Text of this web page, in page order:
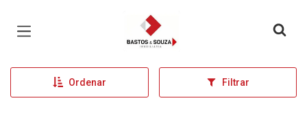
Página inicial
Ordenar Filtrar